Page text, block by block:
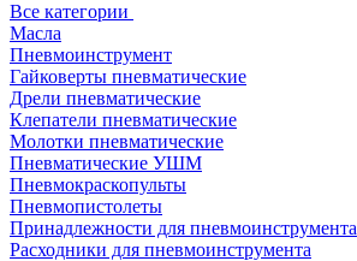
Все категории
Масла
Пневмоинструмент
Гайковерты пневматические
Дрели пневматические
Клепатели пневматические
Молотки пневматические
Пневматические УШМ
Пневмокраскопульты
Пневмопистолеты
Принадлежности для пневмоинструмента
Расходники для пневмоинструмента